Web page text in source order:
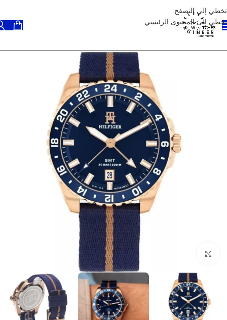
تخطي إلى التصفح
تخطي إلى المحتوى الرئيسي